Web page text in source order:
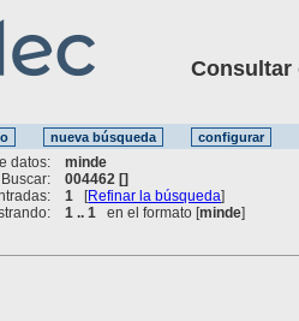
Consultar
datos:
minde
Buscar:
004462 []
1 [Refinar la búsqueda]
1 .. 1 en el formato [minde]